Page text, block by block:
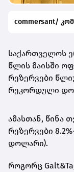
commersant/
საქართველოს
წლის მაისში
რეზერვები
რეკორდული
ამასთან, წინა
რეზერვები
დოლარი).
როგორც